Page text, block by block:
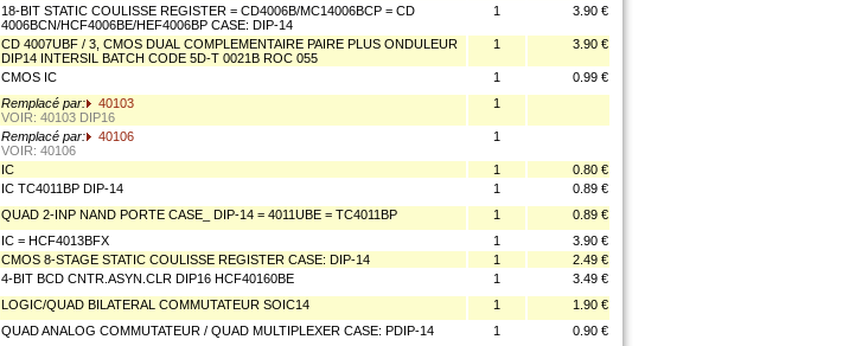
18-BIT STATIC COULISSE REGISTER = CD4006B/MC14006BCP = CD
4006BCN/HCF4006BE/HEF4006BP CASE: DIP-14
1 3.90 €
CD 4007UBF / 3, CMOS DUAL COMPLEMENTAIRE PAIRE PLUS ONDULEUR
DIP14 INTERSIL BATCH CODE 5D-T 0021B ROC 055
1 3.90 €
CMOS IC 1
0.99 €
Remplacé par:
40103
VOIR: 40103 DIP16
1
Remplacé par:
40106
VOIR: 40106
1
IC 1
0.80 €
IC TC4011BP DIP-14 1
0.89 €
QUAD 2-INP NAND PORTE CASE_ DIP-14 = 4011UBE = TC4011BP 1
0.89 €
IC = HCF4013BFX 1
3.90 €
CMOS 8-STAGE STATIC COULISSE REGISTER CASE: DIP-14 1
2.49 €
4-BIT BCD CNTR.ASYN.CLR DIP16 HCF40160BE 1
3.49 €
LOGIC/QUAD BILATERAL COMMUTATEUR SOIC14 1
1.90 €
QUAD ANALOG COMMUTATEUR / QUAD MULTIPLEXER CASE: PDIP-14 1
0.90 €